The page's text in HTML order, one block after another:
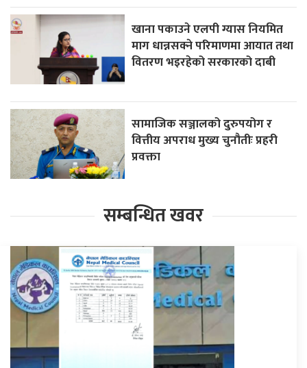
खाना पकाउने एलपी ग्यास नियमित
माग धान्नसक्ने परिमाणमा आयात तथा
वितरण भइरहेको सरकारको दाबी
सामाजिक सञ्जालको दुरुपयोग र
वित्तीय अपराध मुख्य चुनौतीः प्रहरी
प्रवक्ता
सम्बन्धित खवर